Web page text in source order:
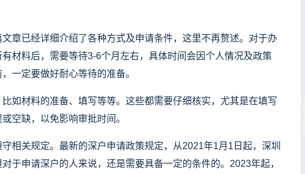
章已经详细介绍了各种方式及申请条件，这里不再赘述。对于办
材料后，需要等待3-6个月左右，具体时间会因个人情况及政策
一定要做好耐心等待的准备。
如材料的准备、填写等等。这些都需要仔细核实，尤其是在填写
空缺，以免影响审批时间。
相关规定。最新的深户申请政策规定，从2021年1月1日起，深圳
于申请深户的人来说，还是需要具备一定的条件的。2023年起，